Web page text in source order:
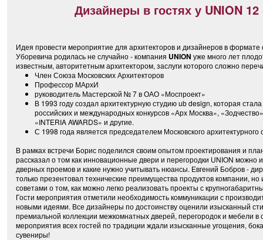
Дизайнеры в гостях у UNION 12
Идея провести мероприятие для архитекторов и дизайнеров в
Уборевича родилась не случайно - компания UNION уже много лет
известным, авторитетным архитектором, заслуги которого сложно
Член Союза Московских Архитекторов
Профессор МАрхИ
руководитель Мастерской № 7 в ОАО «Моспроект»
В 1993 году создал архитектурную студию ub design, которая
российских и международных конкурсов «Арх Москва»,
«INTERIA AWARDS» и другие.
С 1998 года является председателем Московского архитектурного
В рамках встречи Борис поделился своим опытом проектирования и
рассказал о том как инновационные двери и перегородки UNION можно
дверных проемов и какие нужно учитывать нюансы. Евгений Бобров -
только презентовал технические преимущества продуктов компании,
советами о том, как можно легко реализовать проекты с
Гости мероприятия отметили необходимость коммуникации с
новыми идеями. Все дизайнеры по достоинству оценили изысканный
премиальной коллекции межкомнатных дверей, перегородок и мебели в
мероприятия всех гостей по традиции ждали изысканные угощения,
сувениры!